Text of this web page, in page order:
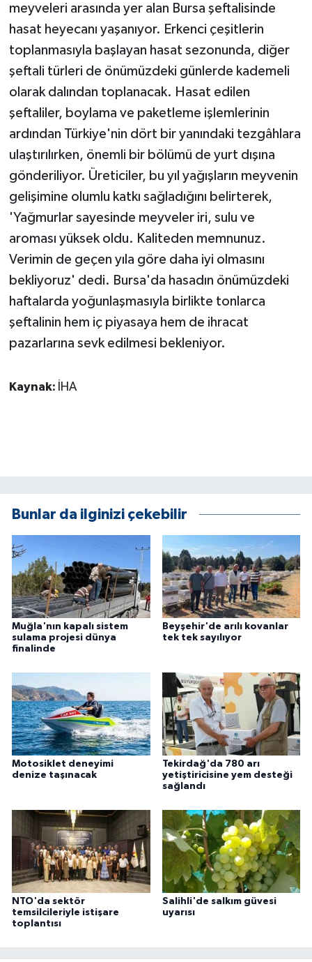
meyveleri arasında yer alan Bursa şeftalisinde
hasat heyecanı yaşanıyor. Erkenci çeşitlerin
toplanmasıyla başlayan hasat sezonunda, diğer
şeftali türleri de önümüzdeki günlerde kademeli
olarak dalından toplanacak. Hasat edilen
şeftaliler, boylama ve paketleme işlemlerinin
ardından Türkiye'nin dört bir yanındaki tezgâhlara
ulaştırılırken, önemli bir bölümü de yurt dışına
gönderiliyor. Üreticiler, bu yıl yağışların meyvenin
gelişimine olumlu katkı sağladığını belirterek,
'Yağmurlar sayesinde meyveler iri, sulu ve
aroması yüksek oldu. Kaliteden memnunuz.
Verimin de geçen yıla göre daha iyi olmasını
bekliyoruz' dedi. Bursa'da hasadın önümüzdeki
haftalarda yoğunlaşmasıyla birlikte tonlarca
şeftalinin hem iç piyasaya hem de ihracat
pazarlarına sevk edilmesi bekleniyor.
Kaynak: İHA
Bunlar da ilginizi çekebilir
Muğla'nın kapalı sistem
sulama projesi dünya
finalinde
Beyşehir'de arılı kovanlar
tek tek sayılıyor
Motosiklet deneyimi
denize taşınacak
Tekirdağ'da 780 arı
yetiştiricisine yem desteği
sağlandı
NTO'da sektör
temsilcileriyle istişare
toplantısı
Salihli'de salkım güvesi
uyarısı
KÜLTÜR SANAT
MAGAZİN
Otomobil
POLİTİKA
Sağlık
SPOR HABERLERİ
TEKNOLOJİ
ÜLKE GÜNDEMİ
YAŞAM